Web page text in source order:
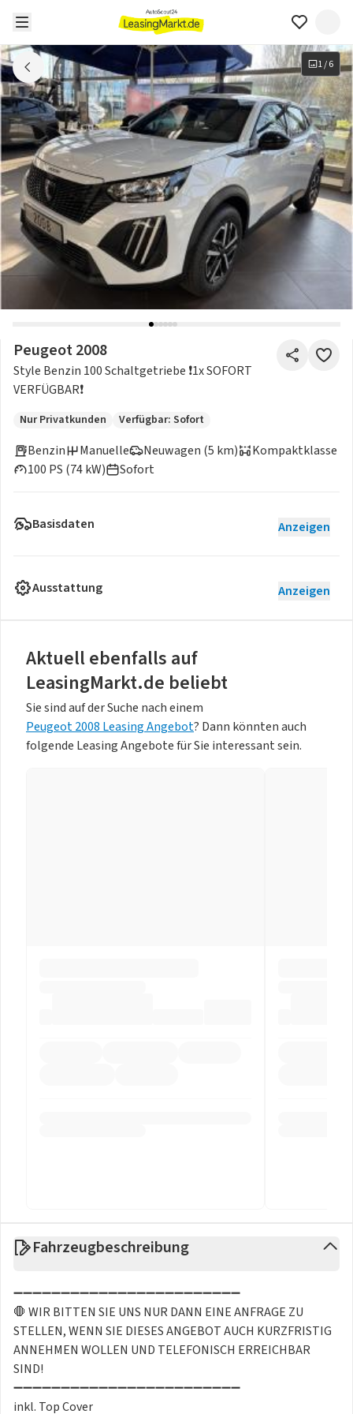
1/6
Peugeot 2008
Style Benzin 100 Schaltgetriebe ❗1x SOFORT
VERFÜGBAR❗
Nur Privatkunden Verfügbar: Sofort
Benzin
Neuwagen (5 km)
100 PS (74 kW)
Manuelle
Kompaktklasse
Sofort
Basisdaten Anzeigen
Ausstattung Anzeigen
Aktuell ebenfalls auf
LeasingMarkt.de beliebt
Sie sind auf der Suche nach einem
Peugeot 2008 Leasing Angebot? Dann könnten auch
folgende Leasing Angebote für Sie interessant sein.
Fahrzeugbeschreibung
➖➖➖➖➖➖➖➖➖➖➖➖➖➖➖➖➖➖➖➖➖➖➖➖
🛑 WIR BITTEN SIE UNS NUR DANN EINE ANFRAGE ZU
STELLEN, WENN SIE DIESES ANGEBOT AUCH KURZFRISTIG
ANNEHMEN WOLLEN UND TELEFONISCH ERREICHBAR
SIND!
➖➖➖➖➖➖➖➖➖➖➖➖➖➖➖➖➖➖➖➖➖➖➖➖
inkl. Top Cover